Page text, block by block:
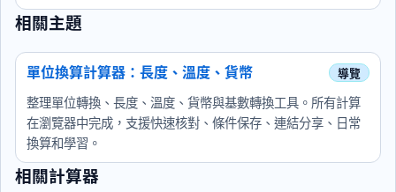
相關主題
單位換算計算器：長度、溫度、貨幣
整理單位轉換、長度、溫度、貨幣與基數轉換工具。所有計算
在瀏覽器中完成，支援快速核對、條件保存、連結分享、日常
換算和學習。
相關計算器